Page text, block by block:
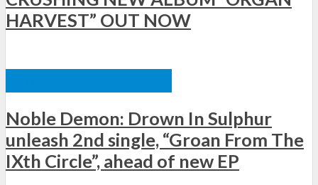
HARVEST” OUT NOW
Noble Demon: Drown In Sulphur
unleash 2nd single, “Groan From The
IXth Circle”, ahead of new EP